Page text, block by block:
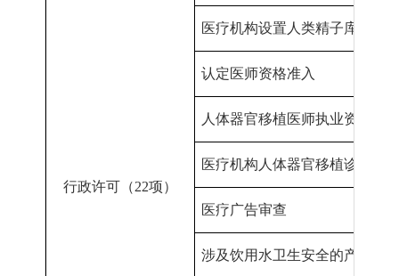
行政许可（22项）
医疗机构设置人类精子库审批
认定医师资格准入
人体器官移植医师执业资格认
医疗机构人体器官移植诊疗科
医疗广告审查
涉及饮用水卫生安全的产品卫